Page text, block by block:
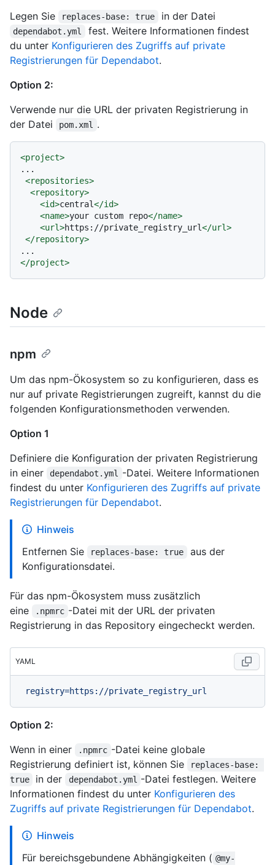
Legen Sie
replaces-base: true in der Datei
dependabot.yml
fest. Weitere Informationen findest
du unter Konfigurieren des Zugriffs auf private
Registrierungen für Dependabot.
Option 2:
Verwende nur die URL der privaten Registrierung in
der Datei
pom.xml .
<project>
...
<repositories>
<repository>
<id>central</id>
<name>your custom repo</name>
<url>https://private_registry_url</url>
</repository>
</project>
Node
npm
Um das npm-Ökosystem so zu konfigurieren, dass es
nur auf private Registrierungen zugreift, kannst du die
folgenden Konfigurationsmethoden verwenden.
Option 1
Definiere die Konfiguration der privaten Registrierung
in einer
dependabot.yml
-Datei. Weitere Informationen
findest du unter Konfigurieren des Zugriffs auf private
Registrierungen für Dependabot.
Hinweis
Entfernen Sie
replaces-base: true
aus der
Konfigurationsdatei.
Für das npm-Ökosystem muss zusätzlich
eine
.npmrc -Datei mit der URL der privaten
Registrierung in das Repository eingecheckt werden.
YAML
registry=https://private_registry_url
Option 2:
Wenn in einer
.npmrc -Datei keine globale
Registrierung definiert ist, können Sie
replaces-base:
true
in der dependabot.yml -Datei festlegen. Weitere
Informationen findest du unter Konfigurieren des
Zugriffs auf private Registrierungen für Dependabot.
Hinweis
Für bereichsgebundene Abhängigkeiten ( @my-